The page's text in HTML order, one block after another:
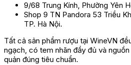
9/68 Trung Kính, Phường Yên
Shop 9 TN Pandora 53 Triều
TP. Hà Nội.
Tất cả sản phẩm rượu tại WineVN
ngạch, có tem nhãn đầy đủ và
quản đúng tiêu chuẩn.